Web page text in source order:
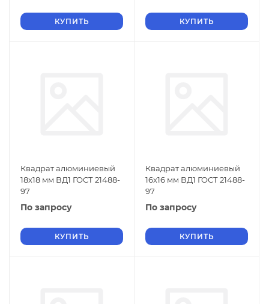
КУПИТЬ КУПИТЬ
Квадрат алюминиевый
18х18 мм ВД1 ГОСТ 21488-
97
По запросу
КУПИТЬ
Квадрат алюминиевый
16х16 мм ВД1 ГОСТ 21488-
97
По запросу
КУПИТЬ